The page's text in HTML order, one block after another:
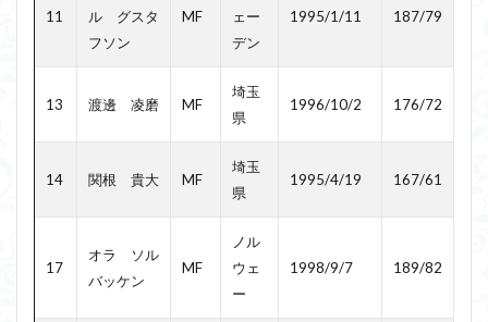
11
ル グスタ
フソン
MF
ェー
デン
1995/1/11 187/79
13 渡邊 凌磨 MF
埼玉
県
1996/10/2 176/72
14 関根 貴大 MF
埼玉
県
1995/4/19 167/61
17
オラ ソル
バッケン
MF
ノル
ウェ
ー
1998/9/7 189/82